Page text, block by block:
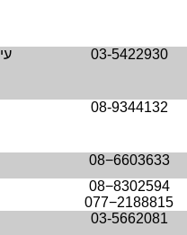
03-5422930
08-9344132
08−6603633
08−8302594
077−2188815
03-5662081